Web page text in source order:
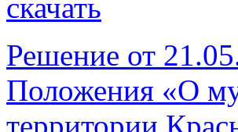
скачать
Решение от
Положения «О